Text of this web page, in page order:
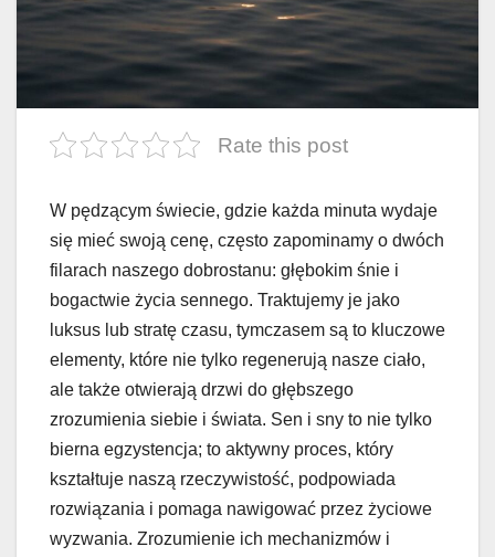
Rate this post
W pędzącym świecie, gdzie każda minuta wydaje
się mieć swoją cenę, często zapominamy o dwóch
filarach naszego dobrostanu: głębokim śnie i
bogactwie życia sennego. Traktujemy je jako
luksus lub stratę czasu, tymczasem są to kluczowe
elementy, które nie tylko regenerują nasze ciało,
ale także otwierają drzwi do głębszego
zrozumienia siebie i świata. Sen i sny to nie tylko
bierna egzystencja; to aktywny proces, który
kształtuje naszą rzeczywistość, podpowiada
rozwiązania i pomaga nawigować przez życiowe
wyzwania. Zrozumienie ich mechanizmów i